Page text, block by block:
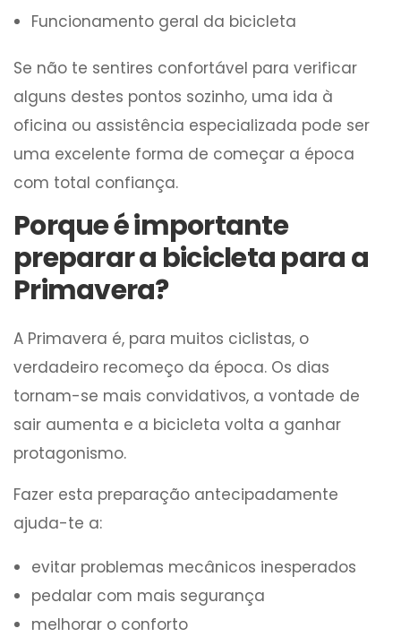
Funcionamento geral da bicicleta
Se não te sentires confortável para verificar
alguns destes pontos sozinho, uma ida à
oficina ou assistência especializada pode ser
uma excelente forma de começar a época
com total confiança.
Porque é importante
preparar a bicicleta para a
Primavera?
A Primavera é, para muitos ciclistas, o
verdadeiro recomeço da época. Os dias
tornam-se mais convidativos, a vontade de
sair aumenta e a bicicleta volta a ganhar
protagonismo.
Fazer esta preparação antecipadamente
ajuda-te a:
evitar problemas mecânicos inesperados
pedalar com mais segurança
melhorar o conforto